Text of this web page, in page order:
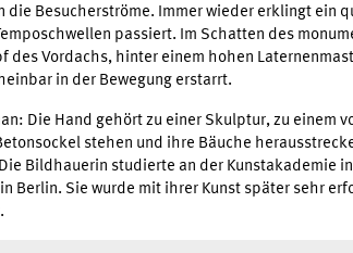
die Besucherströme. Immer wieder erklingt ein
passiert. Im Schatten des
des Vordachs, hinter einem hohen
in der Bewegung erstarrt.
Die Hand gehört zu einer Skulptur, zu einem
stehen und ihre Bäuche
Bildhauerin studierte an der Kunstakademie
Berlin. Sie wurde mit ihrer Kunst später sehr